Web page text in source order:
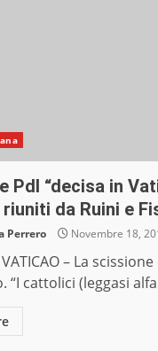
Pdl “decisa in
da Ruini e
Perrero Novembre 18,
VATICAO – La
“I cattolici (leggasi